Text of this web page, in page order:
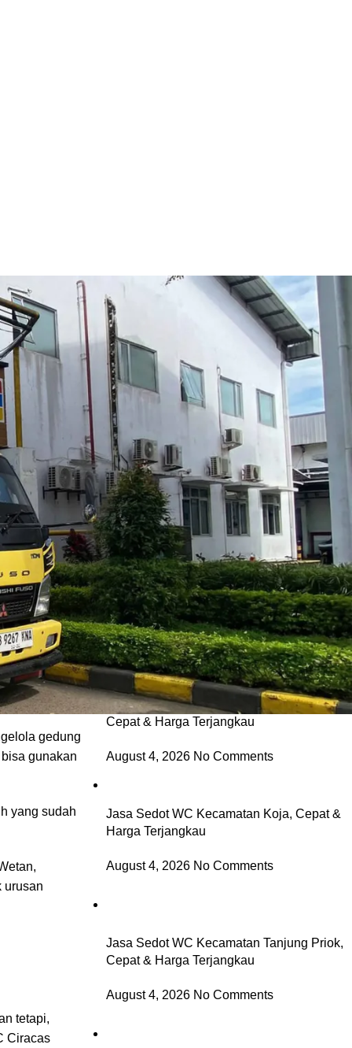
wilayah di
menjadi
itu, Anda
Anda.
gedung
gunakan
yang sudah
urusan
tetapi,
Ciracas
Categories
Blog
Layanan Kami
Tips & Edukasi
Wawasan Umum
Recent Posts
Jasa Sedot WC Kecamatan Cilincing,
Cepat & Harga Terjangkau
August 4, 2026 No Comments
Jasa Sedot WC Kecamatan Kelapa Gading,
Cepat & Harga Terjangkau
August 4, 2026 No Comments
Jasa Sedot WC Kecamatan Koja, Cepat &
Harga Terjangkau
August 4, 2026 No Comments
Jasa Sedot WC Kecamatan Tanjung Priok,
Cepat & Harga Terjangkau
August 4, 2026 No Comments